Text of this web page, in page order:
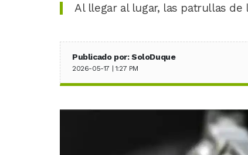
Al llegar al lugar, las patrullas
Publicado por: SoloDuque
2026-05-17 | 1:27 PM